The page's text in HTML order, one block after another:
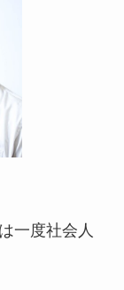
一度社会人